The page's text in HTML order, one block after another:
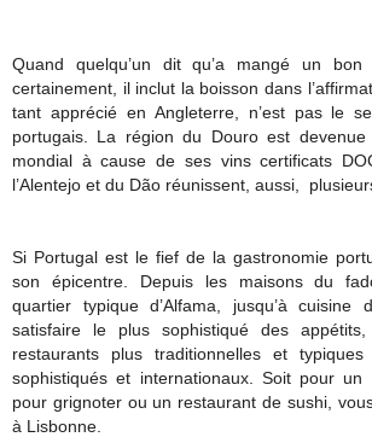
Quand quelqu’un dit qu’a mangé un bon
certainement, il inclut la boisson dans
tant apprécié en Angleterre, n’est pas le
portugais. La région du Douro est
mondial à cause de ses vins certificats
l’Alentejo et du Dão réunissent, aussi,
Si Portugal est le fief de la gastronomie
son épicentre. Depuis les maisons du
quartier typique d’Alfama, jusqu’à cuisine
satisfaire le plus sophistiqué des
restaurants plus traditionnelles et
sophistiqués et internationaux. Soit pour un
pour grignoter ou un restaurant de sushi,
à Lisbonne.